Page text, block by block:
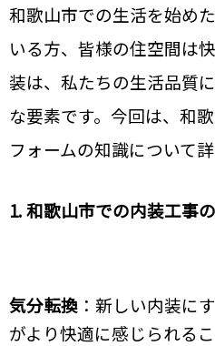
和歌山市での生活を始め
いる方、皆様の住空間は
装は、私たちの生活品質
な要素です。今回は、和
フォームの知識について
1. 和歌山市での内装工事
気分転換 ：新しい内装に
がより快適に感じられるこ